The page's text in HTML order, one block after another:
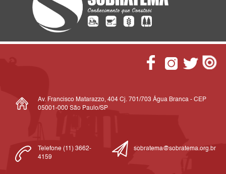
Av. Francisco Matarazzo, 404 Cj. 701/703 Água Branca - CEP
05001-000 São Paulo/SP
Telefone (11) 3662-
4159
sobratema@sobratema.org.br